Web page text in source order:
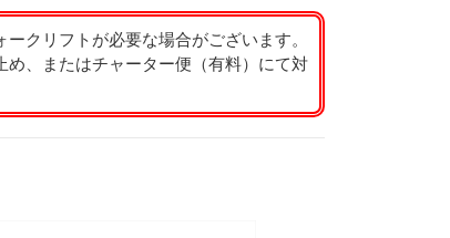
クリフトが必要な場合がございます。
、またはチャーター便（有料）にて対